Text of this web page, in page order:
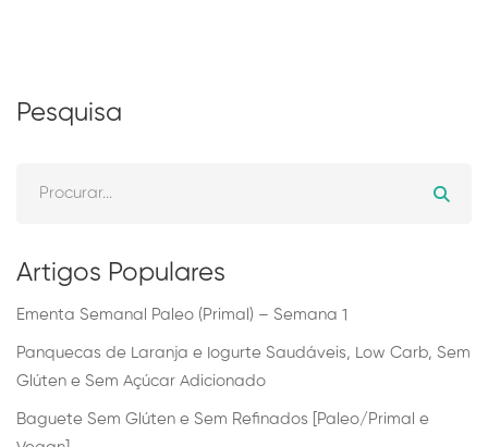
Pesquisa
Artigos Populares
Ementa Semanal Paleo (Primal) – Semana 1
Panquecas de Laranja e Iogurte Saudáveis, Low Carb, Sem
Glúten e Sem Açúcar Adicionado
Baguete Sem Glúten e Sem Refinados [Paleo/Primal e